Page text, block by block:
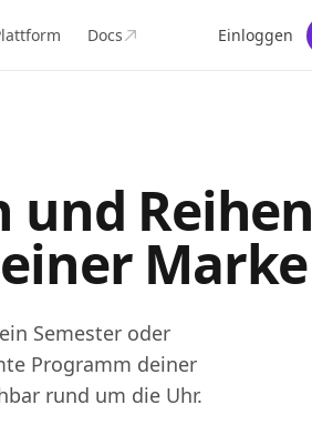
Docs Einloggen
und Reihen
Marke
Semester oder
Programm deiner
rund um die Uhr.